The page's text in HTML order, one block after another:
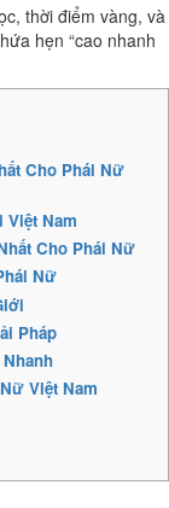
thời điểm vàng, và
hẹn “cao nhanh
Cho Phái Nữ
Việt Nam
Cho Phái Nữ
Nữ
Pháp
Việt Nam